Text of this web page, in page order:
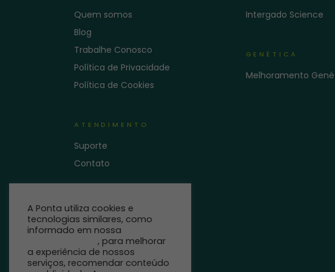
Quem somos
Blog
Trabalhe Conosco
Política de Privacidade
Política de Cookies
ATENDIMENTO
Suporte
Contato
Intergado Science
GENÉTICA
Melhoramento
A Ponta utiliza cookies e
tecnologias similares, como
informado em nossa
, para melhorar
a experiência de nossos
serviços, recomendar conteúdo